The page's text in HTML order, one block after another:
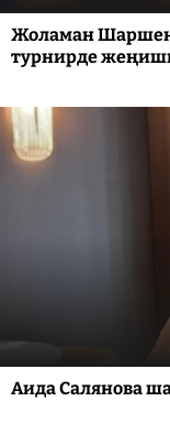
Жоламан
турнирде
Аида Салянова